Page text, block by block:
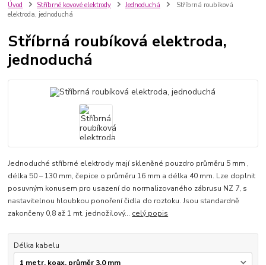
Úvod Stříbrné kovové elektrody Jednoduchá
Stříbrná roubíková
elektroda, jednoduchá
Stříbrná roubíková elektroda,
jednoduchá
Jednoduché stříbrné elektrody mají skleněné pouzdro průměru 5 mm ,
délka 50 – 130 mm, čepice o průměru 16 mm a délka 40 mm. Lze doplnit
posuvným konusem pro usazení do normalizovaného zábrusu NZ 7, s
nastavitelnou hloubkou ponoření čidla do roztoku. Jsou standardně
zakončeny 0,8 až 1 mt. jednožilový... celý popis
Délka kabelu